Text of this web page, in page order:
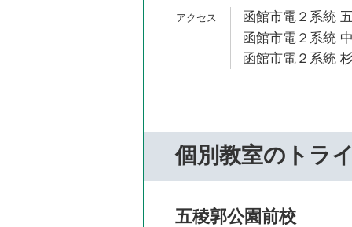
函館市電２系統
函館市電２系統
函館市電２系統
個別教室のトラ
五稜郭公園前校